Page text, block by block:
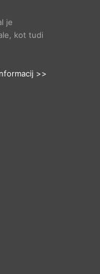
je
kot tudi
>>